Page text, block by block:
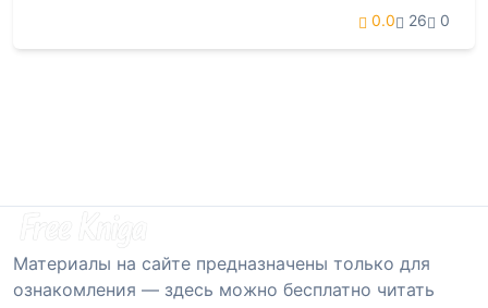
0.0 26 0
Материалы на сайте предназначены только для
ознакомления — здесь можно бесплатно читать